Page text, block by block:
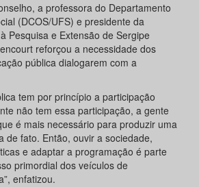
a professora do Departamento
(DCOS/UFS) e presidente da
Pesquisa e Extensão de Sergipe
reforçou a necessidade dos
pública dialogarem com a
tem por princípio a participação
não tem essa participação, a gente
é mais necessário para produzir uma
de fato. Então, ouvir a sociedade,
e adaptar a programação é parte
primordial dos veículos de
enfatizou.